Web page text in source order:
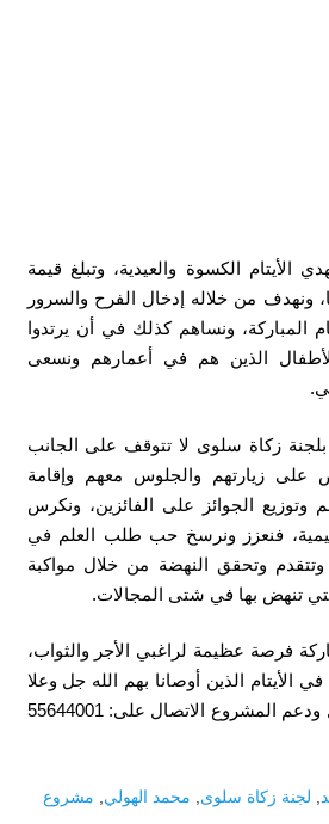
الأيتام الكسوة والعيدية، وتبلغ قيمة
كويتيا، ونهدف من خلاله إدخال الفرح والسرور
المباركة، ونساهم كذلك في أن يرتدوا
الذين هم في أعمارهم ونسعى
بلجنة زكاة سلوى لا تتوقف على الجانب
زيارتهم والجلوس معهم وإقامة
وتوزيع الجوائز على الفائزين، ونكرس
فنعزز ونرسخ حب طلب العلم في
وتحقق النهضة من خلال مواكبة
تنهض بها في شتى المجالات.
فرصة عظيمة لراغبي الأجر والثواب،
الأيتام الذين أوصانا بهم الله جل وعلا
ورسوله الكريم، للتواصل ودعم المشروع الاتصال على: 55644001
لجنة زكاة سلوى محمد الهولي
مشروع